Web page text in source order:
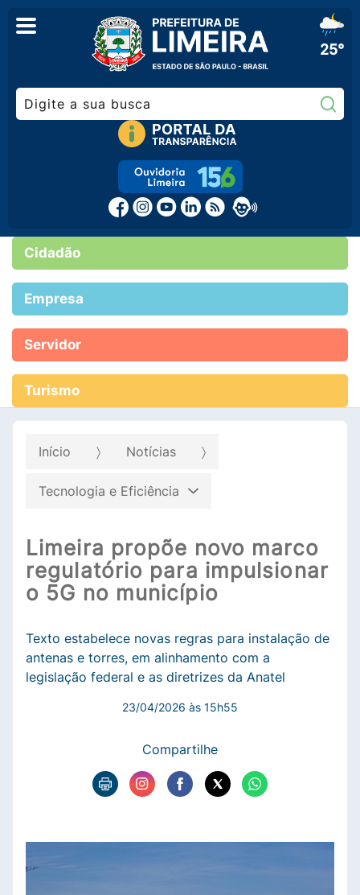
25°
Cidadão
Empresa
Servidor
Turismo
Início Notícias
Tecnologia e Eficiência
Limeira propõe novo marco
regulatório para impulsionar
o 5G no município
Texto estabelece novas regras para instalação de
antenas e torres, em alinhamento com a
legislação federal e as diretrizes da Anatel
23/04/2026 às 15h55
Compartilhe